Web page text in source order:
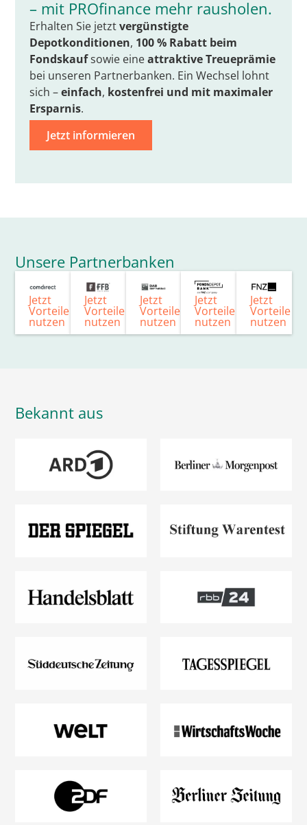
– mit PROfinance mehr rausholen.
Erhalten Sie jetztvergünstigte
Depotkonditionen, 100 % Rabatt beim
Fondskaufsowie eineattraktive Treueprämie
bei unseren Partnerbanken. Ein Wechsel lohnt
sich –einfach, kostenfrei und mit maximaler
Ersparnis.
Jetzt informieren
Unsere Partnerbanken
Jetzt
Vorteile
nutzen
Jetzt
Vorteile
nutzen
Jetzt
Vorteile
nutzen
Jetzt
Vorteile
nutzen
Jetzt
Vorteile
nutzen
Bekannt aus